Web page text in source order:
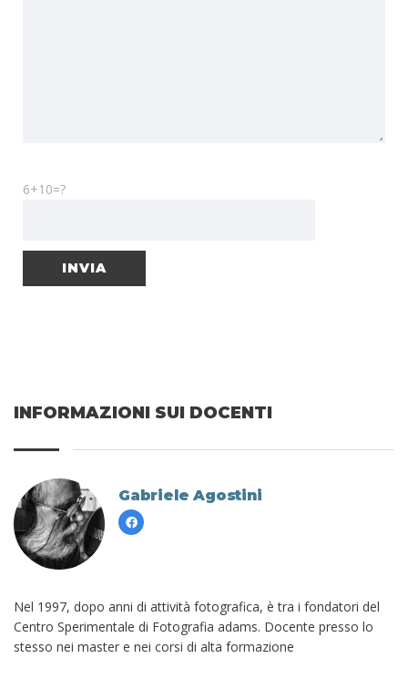
6+10=?
INFORMAZIONI SUI DOCENTI
Gabriele Agostini
Nel 1997, dopo anni di attività fotografica, è tra i fondatori del
Centro Sperimentale di Fotografia adams. Docente presso lo
stesso nei master e nei corsi di alta formazione